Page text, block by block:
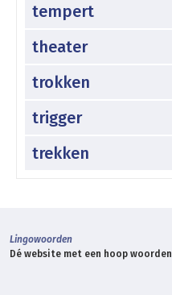
tempert
theater
trokken
trigger
trekken
Lingowoorden
Dé website met een hoop woorden